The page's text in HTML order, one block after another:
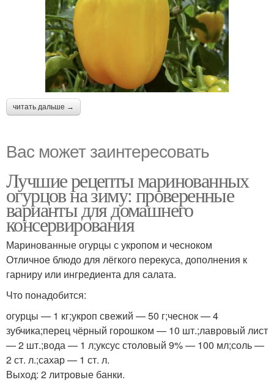
читать дальше →
Вас может заинтересовать
Лучшие рецепты маринованных
огурцов на зиму: проверенные
варианты для домашнего
консервирования
Маринованные огурцы с укропом и чесноком
Отличное блюдо для лёгкого перекуса, дополнения к
гарниру или ингредиента для салата.
Что понадобится:
огурцы — 1 кг;укроп свежий — 50 г;чеснок — 4
зубчика;перец чёрный горошком — 10 шт.;лавровый лист
— 2 шт.;вода — 1 л;уксус столовый 9% — 100 мл;соль —
2 ст. л.;сахар — 1 ст. л.
Выход: 2 литровые банки.